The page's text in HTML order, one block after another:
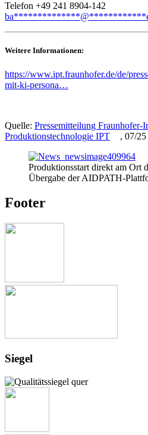
Telefon +49 241 8904-142
ba**************@************
Weitere Informationen:
https://www.ipt.fraunhofer.de/de/
mit-ki-persona…
Quelle: Pressemitteilung Fraunhofer-
Produktionstechnologie IPT
, 07/25
Produktionsstart direkt am Ort
Übergabe der AIDPATH-
Footer
Siegel